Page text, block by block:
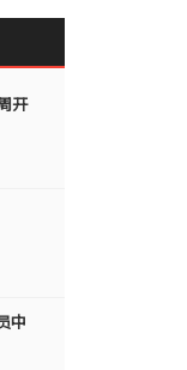
开
中